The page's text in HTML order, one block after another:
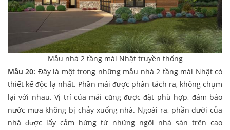
Mẫu nhà 2 tầng mái Nhật truyền thống
Mẫu 20: Đây là một trong những mẫu nhà 2 tầng mái Nhật có
thiết kế độc lạ nhất. Phần mái được phân tách ra, không chụm
lại với nhau. Vị trí của mái cũng được đặt phù hợp, đảm bảo
nước mưa không bị chảy xuống nhà. Ngoài ra, phần dưới của
nhà được lấy cảm hứng từ những ngôi nhà sàn trên cao